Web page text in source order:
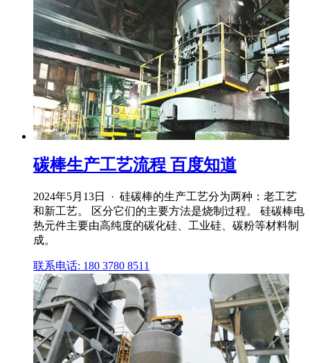
碳棒生产工艺流程 百度知道
2024年5月13日 · 硅碳棒的生产工艺分为两种：老工艺
和新工艺。 区分它们的主要方法是烧制过程。 硅碳棒电
热元件主要由高纯度的碳化硅、工业硅、碳粉等材料制
成。
联系电话: 180 3780 8511